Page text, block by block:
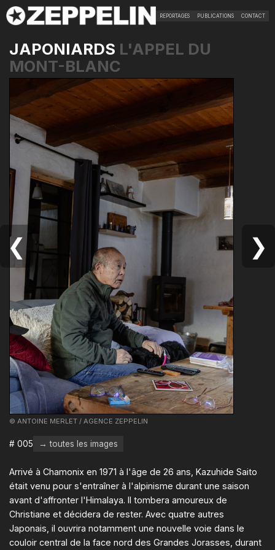
REPORTAGES PUBLICATIONS CONTACT
JAPONIARDS L'APPEL DU
MONT-BLANC
❮ ❯
Arrivé à Chamonix en 1971 à l'âge de 26 ans, Kazuhide Saito
était venu pour s'entraîner à l'alpinisme durant une saison
avant d'affronter l'Himalaya. Il tombera amoureux de
Christiane et décidera de rester. Avec quatre autres
Japonais, il ouvrira notamment une nouvelle voie dans le
couloir central de la face nord des Grandes Jorasses, durant
© ANTOINE MERLET / AGENCE ZEPPELIN
# 005 → toutes les images